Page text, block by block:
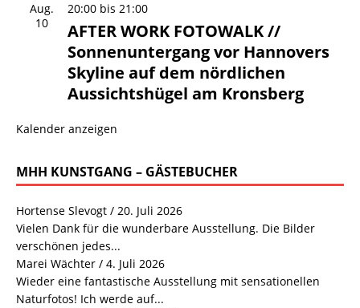
Aug.
10
20:00 bis 21:00
AFTER WORK FOTOWALK //
Sonnenuntergang vor Hannovers
Skyline auf dem nördlichen
Aussichtshügel am Kronsberg
Kalender anzeigen
MHH KUNSTGANG – GÄSTEBUCHER
Hortense Slevogt / 20. Juli 2026
Vielen Dank für die wunderbare Ausstellung. Die Bilder
verschönen jedes...
Marei Wächter / 4. Juli 2026
Wieder eine fantastische Ausstellung mit sensationellen
Naturfotos! Ich werde auf...